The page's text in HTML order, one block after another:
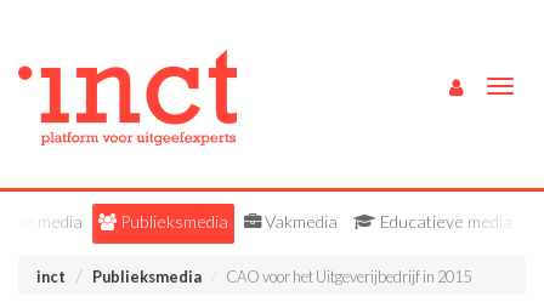
Alle media Publieksmedia Vakmedia Educatieve media
inct Publieksmedia CAO voor het Uitgeverijbedrijf in 2015